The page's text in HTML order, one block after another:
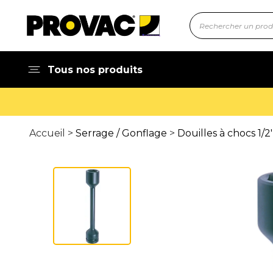
Tous nos produits
Accueil > Serrage / Gonflage > Douilles à chocs 1/